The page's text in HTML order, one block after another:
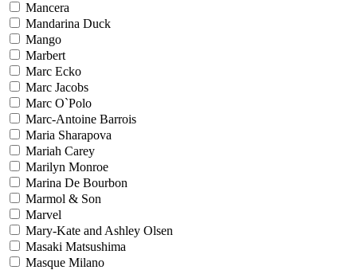
Mancera
Mandarina Duck
Mango
Marbert
Marc Ecko
Marc Jacobs
Marc O`Polo
Marc-Antoine Barrois
Maria Sharapova
Mariah Carey
Marilyn Monroe
Marina De Bourbon
Marmol & Son
Marvel
Mary-Kate and Ashley Olsen
Masaki Matsushima
Masque Milano